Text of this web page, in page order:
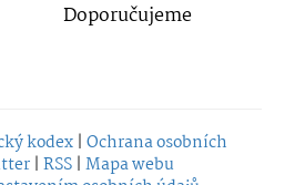
Doporučujeme
kodex | Ochrana osobních
| RSS | Mapa webu